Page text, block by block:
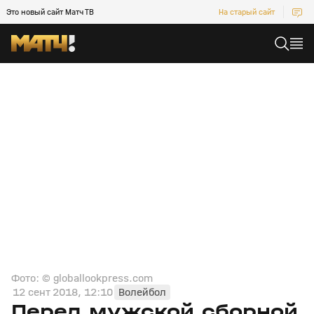
Это новый сайт Матч ТВ На старый сайт
Фото: © globallookpress.com
12 сент 2018, 12:10 Волейбол